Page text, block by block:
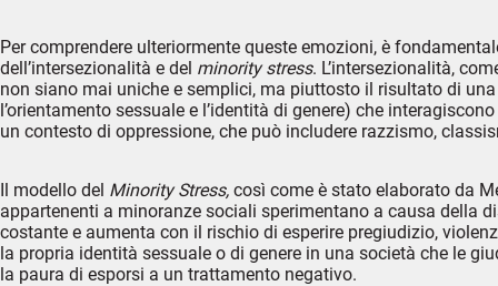
Per comprendere ulteriormente queste emozioni, è
dell’intersezionalità e del minority stress. L’intersezionalità,
non siano mai uniche e semplici, ma piuttosto il risultato di
l’orientamento sessuale e l’identità di genere) che
un contesto di oppressione, che può includere razzismo,
Il modello del Minority Stress, così come è stato elaborato da
appartenenti a minoranze sociali sperimentano a causa della
costante e aumenta con il rischio di esperire pregiudizio,
la propria identità sessuale o di genere in una società che le
la paura di esporsi a un trattamento negativo.